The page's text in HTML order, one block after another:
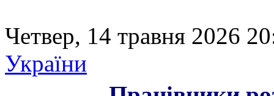
Четвер, 14 травня 2026
України